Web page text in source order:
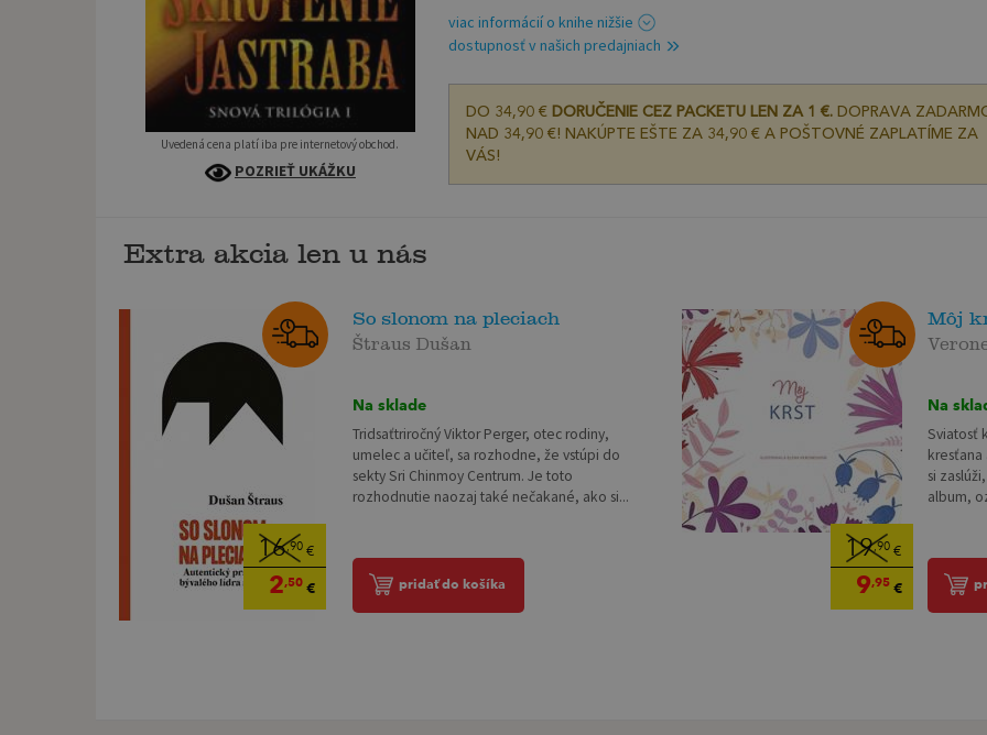
Uvedená cena platí iba pre internetový obchod.
POZRIEŤ UKÁŽKU
viac informácií o knihe nižšie
dostupnosť v našich predajniach
DO 34,90 € DORUČENIE CEZ PACKETU LEN ZA 1 €.DOPRAVA
NAD 34,90 €! NAKÚPTE EŠTE ZA 34,90 € A POŠTOVNÉ ZAPLATÍME ZA
VÁS!
Extra akcia len u nás
16,90€
2,50€
So slonom na pleciach
Štraus Dušan
Na sklade
Tridsaťtriročný Viktor Perger, otec rodiny,
umelec a učiteľ, sa rozhodne, že vstúpi do
sekty Sri Chinmoy Centrum. Je toto
rozhodnutie naozaj také nečakané, ako si...
pridať do košíka
19,90€
9,95€
Môj
Na
Sviatosť
si
album,